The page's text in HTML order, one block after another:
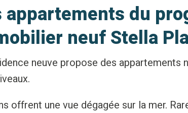
appartements du
neuf Stella
neuve propose des appartements
offrent une vue dégagée sur la mer.